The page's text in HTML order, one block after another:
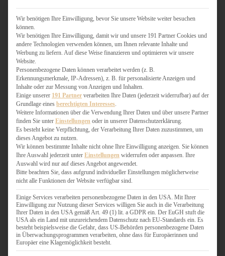
LOW CARB & GESÜNDER
MY AMERICAN BAKERY
SCHOKOLADIGES
SÜSSES HAUPTGERICHT
TÖRTCHEN
VEGAN SÜSS
WEIHNACHTSBÄCKEREI
HERZHAFT
BURGER & SANDWICHES
FIX AUF DEM TISCH
FLEISCH & FISCH
GRILLEN / BARBECUE
HERZHAFTES BACKEN
ONE-POT-GERICHTE
PASTA & NUDELGERICHTE
PIZZA, TARTES & QUICHES
REIS & RISOTTO
SALATE & SNACKS
Wir benötigen Ihre Einwilligung, bevor Sie unsere Website weiter besuchen
können.
Wir benötigen Ihre Einwilligung, damit wir und unsere 191 Partner Cookies und
andere Technologien verwenden können, um Ihnen relevante Inhalte und
Werbung zu liefern. Auf diese Weise finanzieren und optimieren wir unsere
Website.
Personenbezogene Daten können verarbeitet werden (z. B.
Erkennungsmerkmale, IP-Adressen), z. B. für personalisierte Anzeigen und
Inhalte oder zur Messung von Anzeigen und Inhalten.
Einige unserer 191 Partner verarbeiten Ihre Daten (jederzeit widerrufbar) auf der
Grundlage eines berechtigten Interesses
Weitere Informationen über die Verwendung Ihrer Daten und über unsere Partner
finden Sie unter Einstellungen oder in unserer Datenschutzerklärung.
Es besteht keine Verpflichtung, der Verarbeitung Ihrer Daten zuzustimmen, um
dieses Angebot zu nutzen.
Wir können bestimmte Inhalte nicht ohne Ihre Einwilligung anzeigen. Sie können
Ihre Auswahl jederzeit unter Einstellungen widerrufen oder anpassen. Ihre
Auswahl wird nur auf dieses Angebot angewendet.
Bitte beachten Sie, dass aufgrund individueller Einstellungen möglicherweise
nicht alle Funktionen der Website verfügbar sind.
Einige Services verarbeiten personenbezogene Daten in den USA. Mit Ihrer
Einwilligung zur Nutzung dieser Services willigen Sie auch in die Verarbeitung
Ihrer Daten in den USA gemäß Art. 49 (1) lit. a GDPR ein. Der EuGH stuft die
USA als ein Land mit unzureichendem Datenschutz nach EU-Standards ein. Es
besteht beispielsweise die Gefahr, dass US-Behörden personenbezogene Daten
in Überwachungsprogrammen verarbeiten, ohne dass für Europäerinnen und
Europäer eine Klagemöglichkeit besteht.